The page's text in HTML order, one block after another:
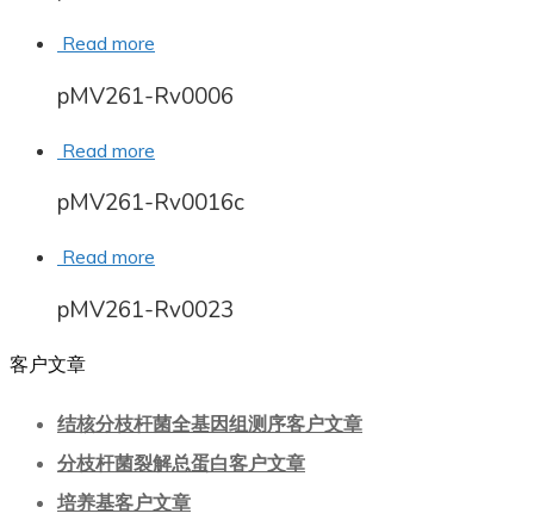
Read more
pMV261-Rv0006
Read more
pMV261-Rv0016c
Read more
pMV261-Rv0023
客户文章
结核分枝杆菌全基因组测序客户文章
分枝杆菌裂解总蛋白客户文章
培养基客户文章